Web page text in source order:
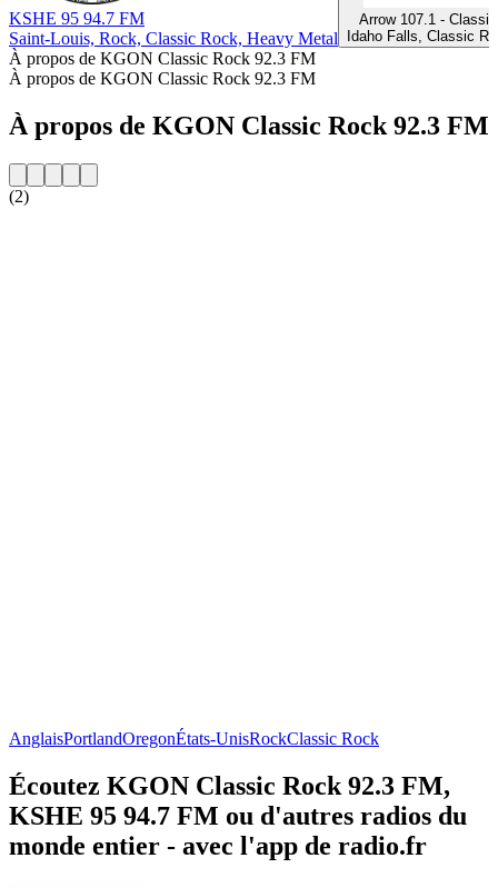
KSHE 95 94.7 FM
Saint-Louis, Rock, Classic Rock, Heavy Metal
Arrow 107.1 -
Idaho Falls, Classic
À propos de KGON Classic Rock 92.3 FM
À propos de KGON Classic Rock 92.3 FM
À propos de KGON Classic Rock 92.3 FM
(2)
AnglaisPortlandOregonÉtats-UnisRockClassic Rock
Écoutez KGON Classic Rock 92.3 FM,
KSHE 95 94.7 FM ou d'autres radios du
monde entier - avec l'app de radio.fr